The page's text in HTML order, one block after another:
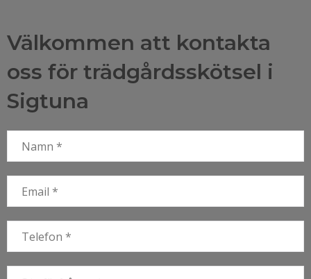
Välkommen att kontakta
oss för trädgårdsskötsel i
Sigtuna